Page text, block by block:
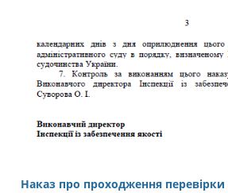
Наказ про проходження перевірки